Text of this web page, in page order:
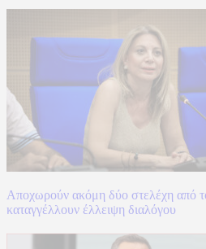
Αποχωρούν ακόμη δύο στελέχη από
καταγγέλλουν έλλειψη διαλόγου